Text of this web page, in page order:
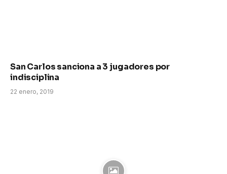
San Carlos sanciona a 3 jugadores por
indisciplina
22 enero, 2019